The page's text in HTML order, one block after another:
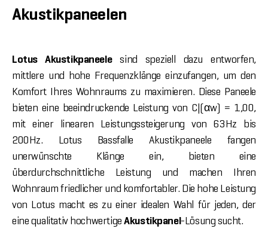
Akustikpaneelen
Lotus Akustikpaneelesind speziell dazu entworfen,
mittlere und hohe Frequenzklänge einzufangen, um den
Komfort Ihres Wohnraums zu maximieren. Diese Paneele
bieten eine beeindruckende Leistung von C|(αw) = 1,00,
mit einer linearen Leistungssteigerung von 63Hz bis
200Hz. Lotus Bassfalle Akustikpaneele fangen
unerwünschte Klänge ein, bieten eine
überdurchschnittliche Leistung und machen Ihren
Wohnraum friedlicher und komfortabler. Die hohe Leistung
von Lotus macht es zu einer idealen Wahl für jeden, der
eine qualitativ hochwertigeAkustikpanel-Lösung sucht.